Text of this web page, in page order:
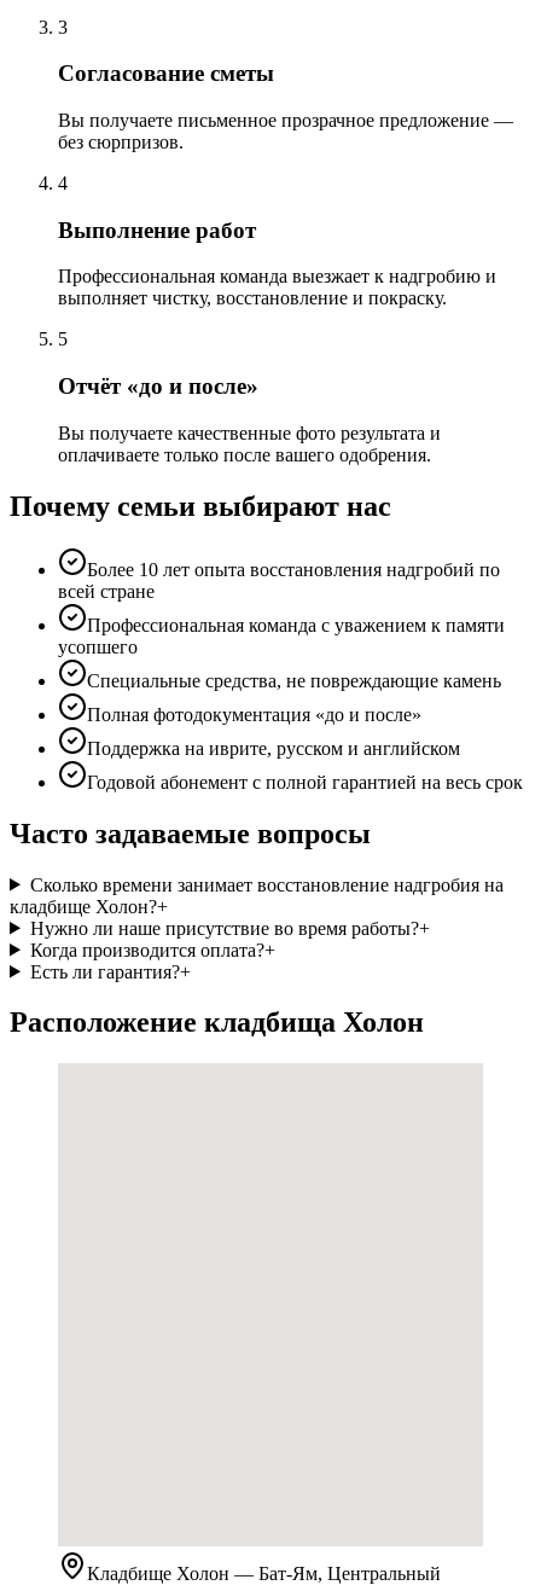
3
Согласование сметы
Вы получаете письменное прозрачное предложение —
без сюрпризов.
4
Выполнение работ
Профессиональная команда выезжает к надгробию и
выполняет чистку, восстановление и покраску.
5
Отчёт «до и после»
Вы получаете качественные фото результата и
оплачиваете только после вашего одобрения.
Почему семьи выбирают нас
Более 10 лет опыта восстановления надгробий по
всей стране
Профессиональная команда с уважением к памяти
усопшего
Специальные средства, не повреждающие камень
Полная фотодокументация «до и после»
Поддержка на иврите, русском и английском
Годовой абонемент с полной гарантией на весь срок
Часто задаваемые вопросы
Сколько времени занимает восстановление надгробия на
кладбище Холон?+
Нужно ли наше присутствие во время работы?+
Когда производится оплата?+
Есть ли гарантия?+
Расположение кладбища Холон
Кладбище Холон — Бат-Ям, Центральный